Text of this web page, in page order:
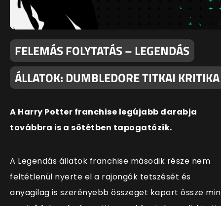
FELEMÁS FOLYTATÁS – LEGENDÁS
ÁLLATOK: DUMBLEDORE TITKAI KRITIKA
A Harry Potter franchise legújabb darabja
továbbra is a sötétben tapogatózik.
A Legendás állatok franchise második része nem
feltétlenül nyerte el a rajongók tetszését és
anyagilag is szerényebb összeget kapart össze